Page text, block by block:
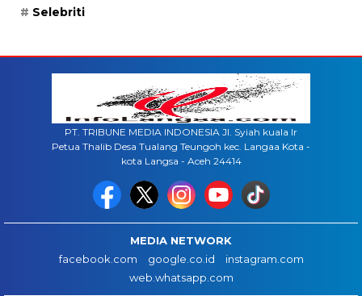
Selebriti
PT. TRIBUNE MEDIA INDONESIA Jl. Syiah kuala lr
Petua Thalib Desa Tualang Teungoh kec. Langaa Kota -
kota Langsa - Aceh 24414
MEDIA NETWORK
facebook.com
google.co.id
instagram.com
web.whatsapp.com